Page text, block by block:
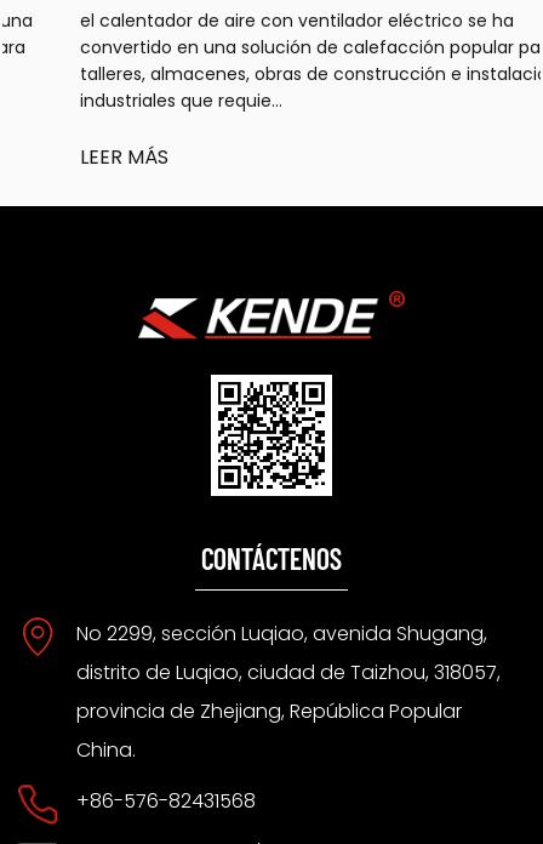
el calentador de aire con ventilador eléctrico se ha
convertido en una solución de calefacción popular para
talleres, almacenes, obras de construcción e instalaciones
industriales que requie...
LEER MÁS
CONTÁCTENOS
No 2299, sección Luqiao, avenida Shugang,
distrito de Luqiao, ciudad de Taizhou, 318057,
provincia de Zhejiang, República Popular
China.
+86-576-82431568